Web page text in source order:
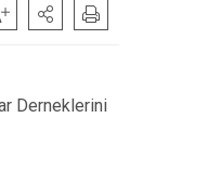
Derneklerini